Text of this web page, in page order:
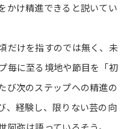
かけ精進できると説いてい
だけを指すのでは無く、未
毎に至る境地や節目を「初
び次のステップへの精進の
、経験し、限りない芸の向